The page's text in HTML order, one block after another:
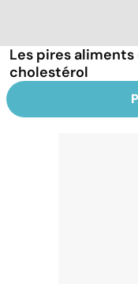
Les pires
cholestérol